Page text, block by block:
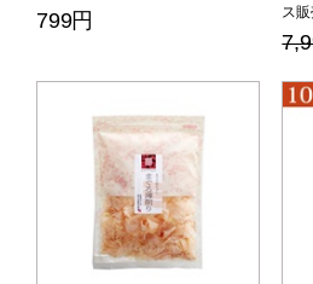
799円
ス販